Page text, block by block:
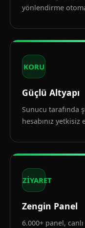
yönlendirme
KORU
Güçlü Altyapı
Sunucu tarafında
hesabınız
ZİYARET
Zengin Panel
6.000+ panel,